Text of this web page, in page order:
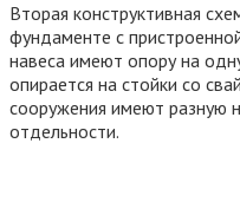
Вторая конструктивная
фундаменте с
навеса имеют опору на
опирается на стойки со
сооружения имеют разную
отдельности.